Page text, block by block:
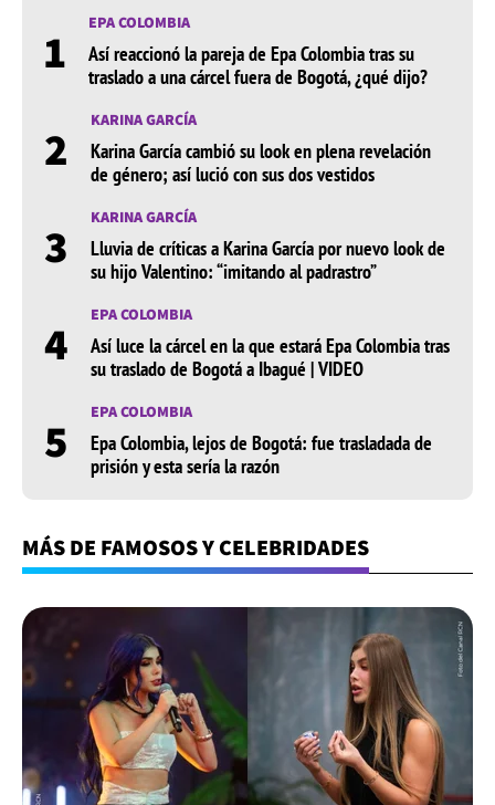
1 EPA COLOMBIA
Así reaccionó la pareja de Epa Colombia tras su
traslado a una cárcel fuera de Bogotá, ¿qué dijo?
2 KARINA GARCÍA
Karina García cambió su look en plena revelación
de género; así lució con sus dos vestidos
3 KARINA GARCÍA
Lluvia de críticas a Karina García por nuevo look de
su hijo Valentino: “imitando al padrastro”
4 EPA COLOMBIA
Así luce la cárcel en la que estará Epa Colombia tras
su traslado de Bogotá a Ibagué | VIDEO
5 EPA COLOMBIA
Epa Colombia, lejos de Bogotá: fue trasladada de
prisión y esta sería la razón
MÁS DE FAMOSOS Y CELEBRIDADES